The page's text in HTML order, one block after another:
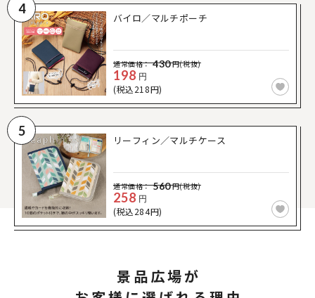
4
バイロ／マルチポーチ
通常価格： 430円(税抜)
198 円
(税込218円)
5
リーフィン／マルチケース
通常価格： 560円(税抜)
258 円
(税込284円)
景品広場が